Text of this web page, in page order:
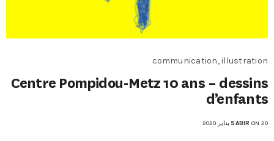
communication, illustration
Centre Pompidou-Metz 10 ans – dessins
d’enfants
SABIR ON 20 يناير 2020